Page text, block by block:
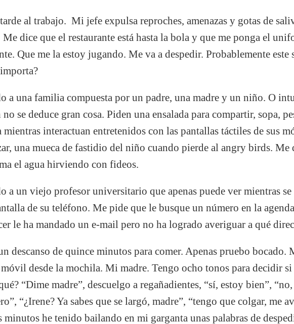
al trabajo. Mi jefe expulsa reproches, amenazas y gotas de
dice que el restaurante está hasta la bola y que me ponga el
Que me la estoy jugando. Me va a despedir. Probablemente
a una familia compuesta por un padre, una madre y un niño. O
se deduce gran cosa. Piden una ensalada para compartir, sopa,
mientras interactuan entretenidos con las pantallas táctiles de sus
una mueca de fastidio del niño cuando pierde al angry birds. Me
el agua hirviendo con fideos.
a un viejo profesor universitario que apenas puede ver mientras se
de su teléfono. Me pide que le busque un número en la
le ha mandado un e-mail pero no ha logrado averiguar a qué
descanso de quince minutos para comer. Apenas pruebo bocado.
desde la mochila. Mi madre. Tengo ocho tonos para decidir
“Dime madre”, descuelgo a regañadientes, “sí, estoy bien”,
“¿Irene? Ya sabes que se largó, madre”, “tengo que colgar, me
minutos he tenido bailando en mi garganta unas palabras de